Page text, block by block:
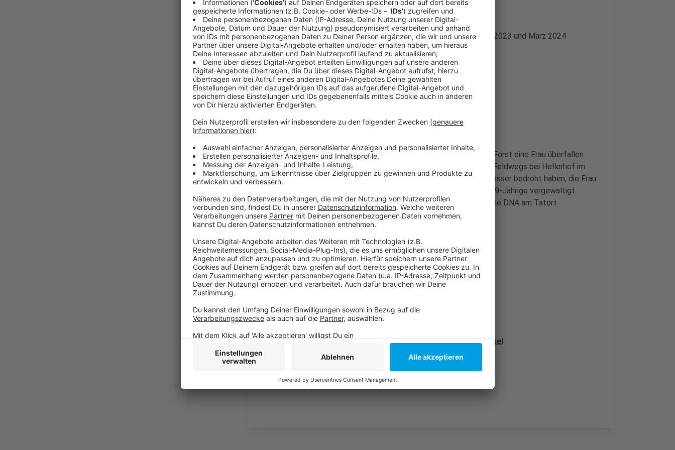
Die drei Vergewaltigungen hatten sich laut Polizei zwischen April 2023 und März 2024
ereignet.
Anzeige
Drei Vergewaltigungen in Düsseldorf und Hilden
Anzeige
Im ersten Fall soll der Mann (38 Jahre, aus Ägypten) im Hasseler Forst eine Frau überfallen
und vergewaltigt haben. Die zweite Tat soll sich am Rande eines Feldwegs bei Hellerhof im
Oktober 2023 ereignet haben. Hier soll er das Opfer mit einem Messer bedroht haben, die Frau
konnte jedoch flüchten. Im März 2024 soll er dann in Hilden eine 19-Jährige vergewaltigt
haben. Kurz darauf wurde er festgenommen. Die Polizei hatte seine DNA am Tatort
sicherstellen können.
Weitere Infos und Links zum Thema:
Anzeige
Die Homepage vom Düsseldorfer Landgericht
Mehr Gewalt gegen Frauen: Faeser für elektronische Fußfessel
Missbrauchsprozess in Frankreich: Opfer sagt erneut aus
Anzeige